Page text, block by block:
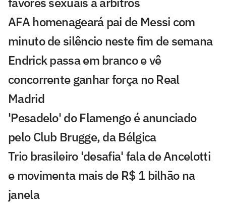
AFA homenageará pai de Messi com
minuto de silêncio neste fim de semana
Endrick passa em branco e vê
concorrente ganhar força no Real
Madrid
'Pesadelo' do Flamengo é anunciado
pelo Club Brugge, da Bélgica
Trio brasileiro 'desafia' fala de Ancelotti
e movimenta mais de R$ 1 bilhão na
janela